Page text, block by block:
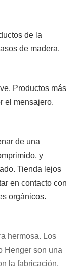
de la
de madera.
Productos más
el mensajero.
de una
y
Tienda lejos
en contacto con
orgánicos.
hermosa. Los
Henger son una
la fabricación,